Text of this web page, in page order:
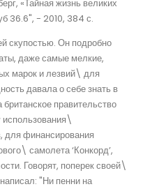
«Тайная жизнь великих
36.6", - 2010, 384 с.
скупостью. Он подробно
даже самые мелкие,
марок и лезвий\ для
давала о себе знать в
правительство
использования\
для финансирования
самолета ‘Конкорд’,
Говорят, поперек своей\
"Ни пенни на